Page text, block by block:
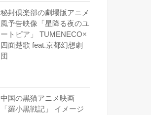
秘封倶楽部の劇場版アニメ
風予告映像「星降る夜のユ
ートピア」 TUMENECO×
四面楚歌 feat.京都幻想劇
団
中国の黒猫アニメ映画
「羅小黒戦記」 イメージ